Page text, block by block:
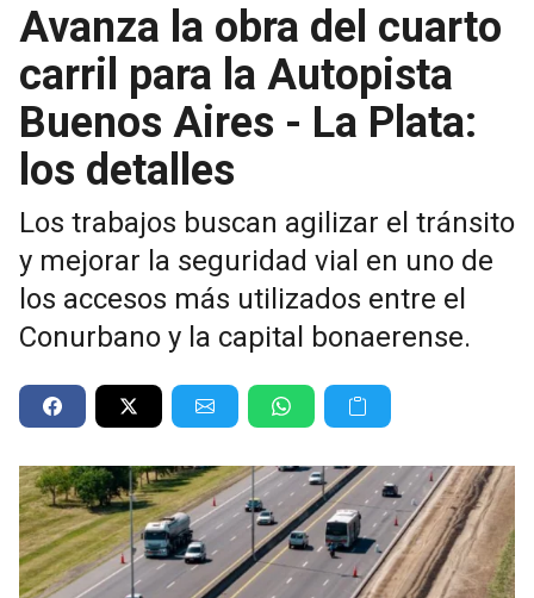
Avanza la obra del cuarto
carril para la Autopista
Buenos Aires - La Plata:
los detalles
Los trabajos buscan agilizar el tránsito
y mejorar la seguridad vial en uno de
los accesos más utilizados entre el
Conurbano y la capital bonaerense.